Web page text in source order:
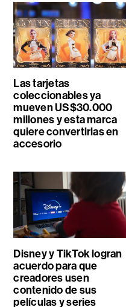
Las tarjetas
coleccionables ya
mueven US$30.000
millones y esta marca
quiere convertirlas en
accesorio
Disney y TikTok logran
acuerdo para que
creadores usen
contenido de sus
películas y series